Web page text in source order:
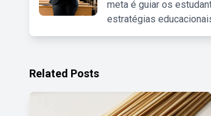
meta é guiar os
estratégias
Related Posts